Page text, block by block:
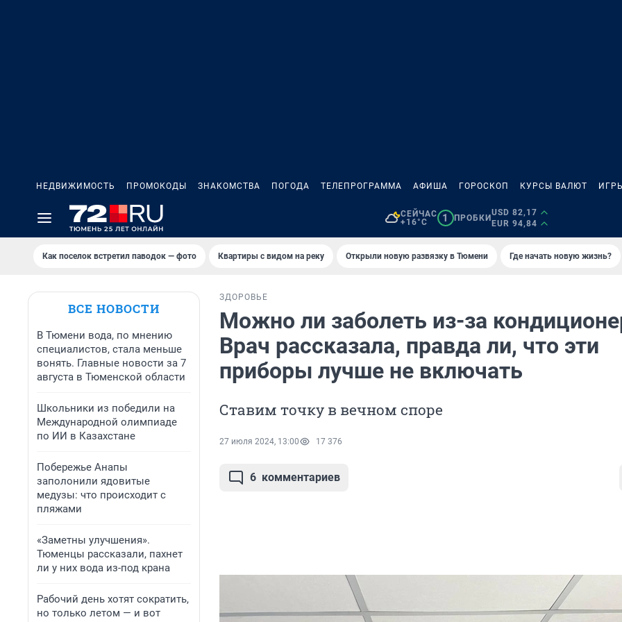
НЕДВИЖИМОСТЬ ПРОМОКОДЫ ЗНАКОМСТВА ПОГОДА ТЕЛЕПРОГРАММА АФИША ГОРОСКОП КУРСЫ ВАЛЮТ
СЕЙЧАС
+16°C
1 ПРОБКИ
USD 82,17
EUR 94,84
Как поселок встретил паводок — фото Квартиры с видом на реку Открыли новую развязку в Тюмени Где начать новую жизнь?
ВСЕ НОВОСТИ
В Тюмени вода, по мнению
специалистов, стала меньше
вонять. Главные новости за 7
августа в Тюменской области
Школьники из победили на
Международной олимпиаде
по ИИ в Казахстане
Побережье Анапы
заполонили ядовитые
медузы: что происходит с
пляжами
«Заметны улучшения».
Тюменцы рассказали, пахнет
ли у них вода из-под крана
Рабочий день хотят сократить,
но только летом — и вот
ЗДОРОВЬЕ
Можно ли заболеть из-за
Врач рассказала, правда ли, что эти
приборы лучше не включать
Ставим точку в вечном споре
27 июля 2024, 13:00 17 376
6 комментариев